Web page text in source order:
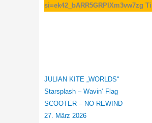
si=ek42_bARR5GRPIXm3vw7zg
JULIAN KITE „WORLDS“
Starsplash – Wavin‘ Flag
SCOOTER – NO REWIND
27. März 2026